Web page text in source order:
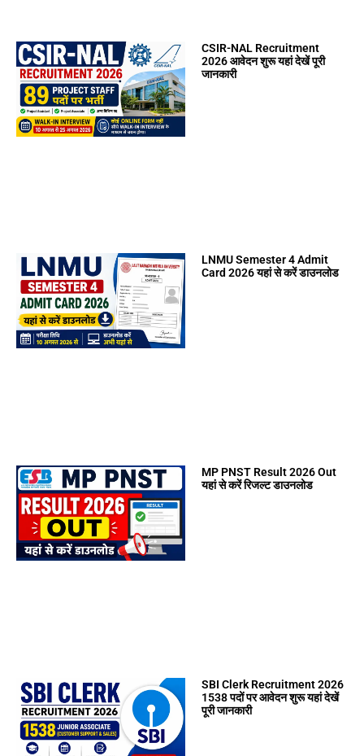
CSIR-NAL Recruitment
2026 आवेदन शुरू यहां देखें पूरी
जानकारी
LNMU Semester 4 Admit
Card 2026 यहां से करें डाउनलोड
MP PNST Result 2026 Out
यहां से करें रिजल्ट डाउनलोड
SBI Clerk Recruitment 2026
1538 पदों पर आवेदन शुरू यहां देखें
पूरी जानकारी